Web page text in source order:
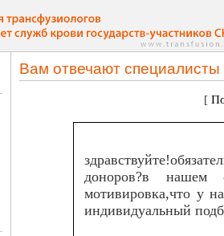
Вам отвечают специалисты
[
доноров?в
мотивировка,что у
индивидуальный